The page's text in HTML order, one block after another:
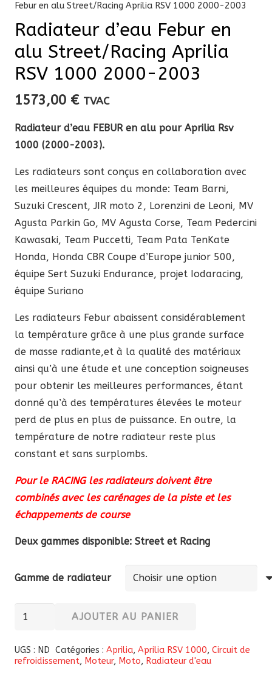
Febur en alu Street/Racing Aprilia RSV 1000 2000-2003
Radiateur d’eau Febur en
alu Street/Racing Aprilia
RSV 1000 2000-2003
1573,00 € TVAC
Radiateur d’eau FEBUR en alu pour Aprilia Rsv
1000 (2000-2003).
Les radiateurs sont conçus en collaboration avec
les meilleures équipes du monde: Team Barni,
Suzuki Crescent, JIR moto 2, Lorenzini de Leoni, MV
Agusta Parkin Go, MV Agusta Corse, Team Pedercini
Kawasaki, Team Puccetti, Team Pata TenKate
Honda, Honda CBR Coupe d’Europe junior 500,
équipe Sert Suzuki Endurance, projet Iodaracing,
équipe Suriano
Les radiateurs Febur abaissent considérablement
la température grâce à une plus grande surface
de masse radiante,et à la qualité des matériaux
ainsi qu’à une étude et une conception soigneuses
pour obtenir les meilleures performances, étant
donné qu’à des températures élevées le moteur
perd de plus en plus de puissance. En outre, la
température de notre radiateur reste plus
constant et sans surplombs.
Pour le RACING les radiateurs doivent être
combinés avec les carénages de la piste et les
échappements de course
Deux gammes disponible: Street et Racing
Gamme de radiateur
quantité
Radiateur
d'eau
AJOUTER AU PANIER
UGS : ND Catégories : Aprilia, Aprilia RSV 1000, Circuit de
refroidissement, Moteur, Moto, Radiateur d'eau